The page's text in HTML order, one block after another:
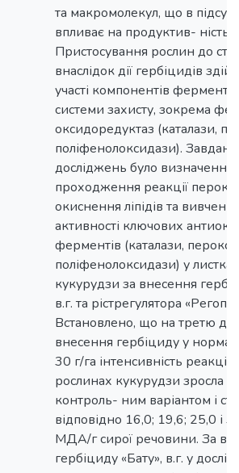
та макромолекул, що в
впливає на продуктив- ність
Пристосування рослин до
внаслідок дії гербіцидів
участі компонентів
системи захисту, зокрема
оксидоредуктаз (каталази,
поліфенолоксидази).
досліджень було визначення
проходження реакції
окиснення ліпідів та
активності ключових
ферментів (каталази,
поліфенолоксидази) у
кукурудзи за внесення
в.г. та рістрегулятора
Встановлено, що на третю
внесення гербіциду у
30 г/га інтенсивність
рослинах кукурудзи зросла
контроль- ним варіантом і
відповідно 16,0; 19,6; 25,0 і
МДА/г сирої речовини. За
гербіциду «Бату», в.г. у